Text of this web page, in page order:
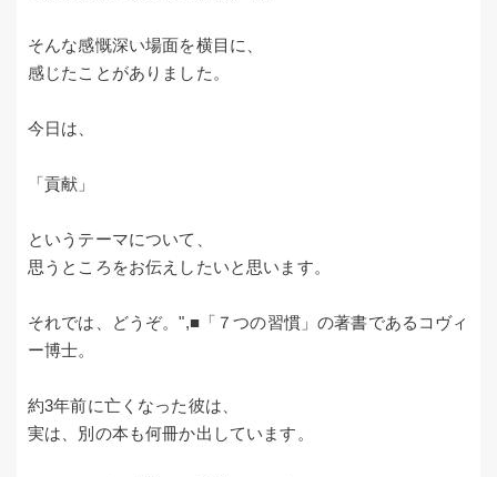
そんな感慨深い場面を横目に、
感じたことがありました。
今日は、
「貢献」
というテーマについて、
思うところをお伝えしたいと思います。
それでは、どうぞ。",■「７つの習慣」の著書であるコヴィ
ー博士。
約3年前に亡くなった彼は、
実は、別の本も何冊か出しています。